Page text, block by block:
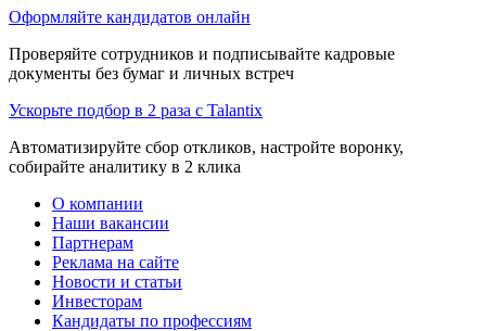
Оформляйте кандидатов онлайн
Проверяйте сотрудников и подписывайте кадровые
документы без бумаг и личных встреч
Ускорьте подбор в 2 раза с Talantix
Автоматизируйте сбор откликов, настройте воронку,
собирайте аналитику в 2 клика
О компании
Наши вакансии
Партнерам
Реклама на сайте
Новости и статьи
Инвесторам
Кандидаты по профессиям